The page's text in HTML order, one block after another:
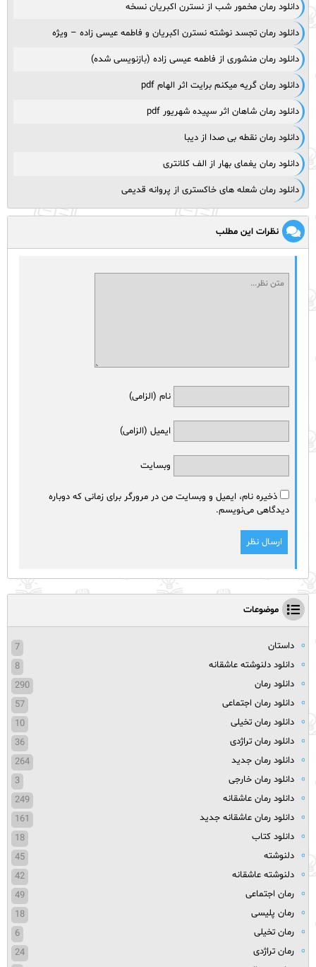
دانلود رمان مخمور شب از نسترن اکبریان نسخه
دانلود رمان تجسد نوشته نسترن اکبریان و فاطمه عیسی زاده – ویژه
دانلود رمان منشوری از فاطمه عیسی زاده (بازنویسی شده)
دانلود رمان گریه میکنم برایت اثر الهام pdf
دانلود رمان شاهان اثر سپیده شهریور pdf
دانلود رمان نقطه بی صدا از دیبا
دانلود رمان یغمای بهار از الف کلانتری
دانلود رمان شعله های خاکستری از پروانه قدیمی
نظرات این مطلب
نام (الزامی)
ایمیل (الزامی)
وبسایت
ذخیره نام، ایمیل و وبسایت من در مرورگر برای زمانی که دوباره
دیدگاهی می‌نویسم.
موضوعات
داستان
7
دانلود دلنوشته عاشقانه
8
دانلود رمان
290
دانلود رمان اجتماعی
57
دانلود رمان تخیلی
10
دانلود رمان تراژدی
36
دانلود رمان جدید
264
دانلود رمان خارجی
3
دانلود رمان عاشقانه
249
دانلود رمان عاشقانه جدید
161
دانلود کتاب
18
دلنوشته
45
دلنوشته عاشقانه
42
رمان اجتماعی
49
رمان پلیسی
18
رمان تخیلی
6
رمان تراژدی
24